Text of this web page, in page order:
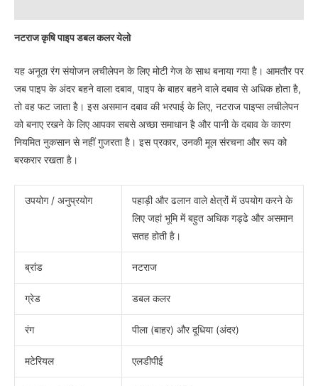
नटराज कृषि पाइप डबल कलर येलो
यह अनूठा रंग संयोजन लचीलेपन के लिए मोटी गेज के साथ बनाया गया है। आमतौर पर
जब पाइप के अंदर बहने वाला दबाव, पाइप के बाहर बहने वाले दबाव से अधिक होता है,
तो वह फट जाता है। इस असमान दबाव की भरपाई के लिए, नटराज पाइप्स लचीलेपन
को बनाए रखने के लिए आपका सबसे अच्छा समाधान है और पानी के दबाव के कारण
नियमित नुकसान से नहीं गुजरता है। इस प्रकार, उनकी मूल संरचना और रूप को
बरकरार रखता है।
उपयोग / अनुप्रयोग
पहाड़ी और ढलान वाले क्षेत्रों में उपयोग करने के
लिए जहां भूमि में बहुत अधिक गड्ढे और असमान
सतह होती है।
ब्रांड नटराज
ग्रेड डबल कलर
रंग पीला (बाहर) और दूधिया (अंदर)
मटेरियल एलडीपीई